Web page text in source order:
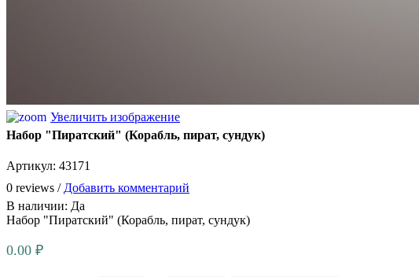
Увеличить изображение
Набор "Пиратский" (Корабль, пират, сундук)
Артикул: 43171
0 reviews / Добавить комментарий
В наличии: Да
Набор "Пиратский" (Корабль, пират, сундук)
0.00 ₽